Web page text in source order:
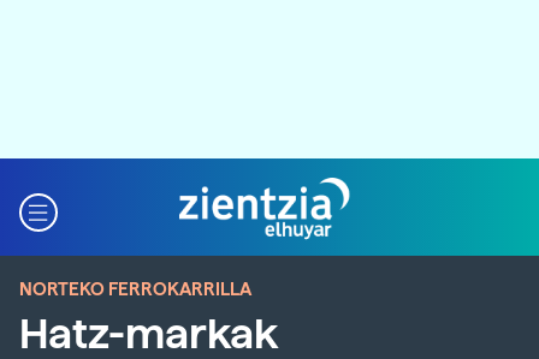
NORTEKO FERROKARRILLA
Hatz-markak